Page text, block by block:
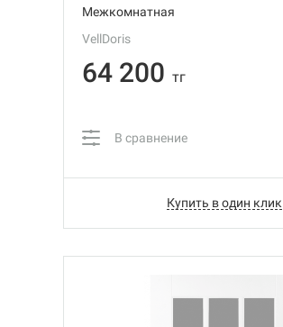
Межкомнатная
VellDoris
64 200 тг
В сравнение
Купить в один клик